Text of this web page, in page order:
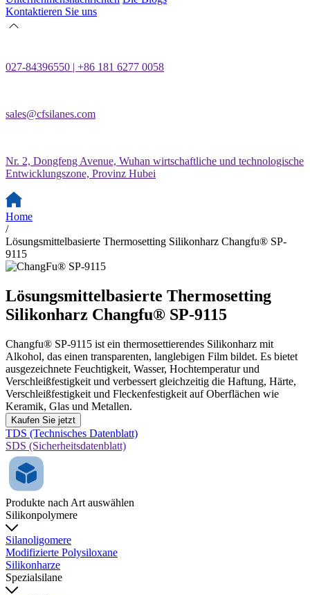
Kontaktieren Sie uns
027-84396550 | +86 181 6277 0058
sales@cfsilanes.com
Nr. 2, Dongfeng Avenue, Wuhan wirtschaftliche und technologische
Entwicklungszone, Provinz Hubei
Home
/
Lösungsmittelbasierte Thermosetting Silikonharz Changfu® SP-
9115
Lösungsmittelbasierte Thermosetting
Silikonharz Changfu® SP-9115
Changfu® SP-9115 ist ein thermosettierendes Silikonharz mit
Alkohol, das einen transparenten, langlebigen Film bildet. Es bietet
ausgezeichnete Feuchtigkeit, Wasser, Hochtemperatur und
Verschleißfestigkeit und verbessert gleichzeitig die Haftung, Härte,
Verschleißfestigkeit und Fleckenfestigkeit auf Oberflächen wie
Keramik, Glas und Metallen.
Kaufen Sie jetzt
TDS (Technisches Datenblatt)
SDS (Sicherheitsdatenblatt)
Produkte nach Art auswählen
Silikonpolymere
Silanoligomere
Modifizierte Polysiloxane
Silikonharze
Spezialsilane